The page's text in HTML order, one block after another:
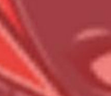
Всего товара в корзине
Сумма к оплате (без